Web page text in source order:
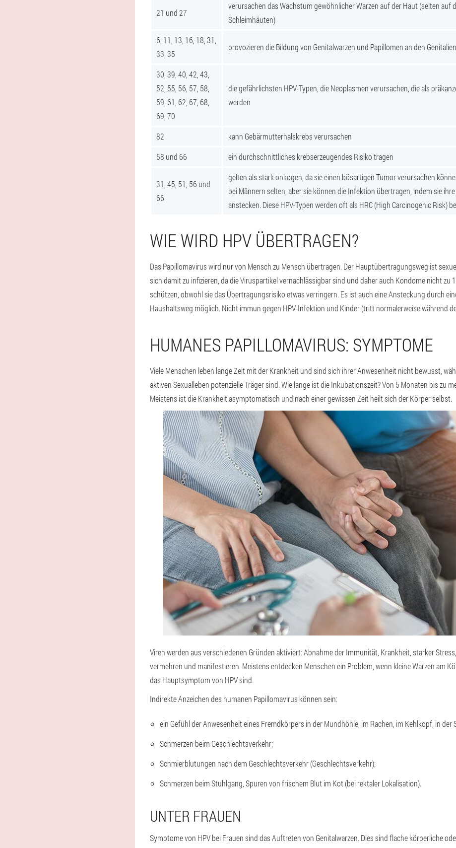
21 und 27
verursachen das Wachstum gewöhnlicher Warzen auf der Haut (selten auf
Schleimhäuten)
6, 11, 13, 16, 18, 31,
33, 35
provozieren die Bildung von Genitalwarzen und Papillomen an den Genitalien
30, 39, 40, 42, 43,
52, 55, 56, 57, 58,
59, 61, 62, 67, 68,
69, 70
die gefährlichsten HPV-Typen, die Neoplasmen verursachen, die als
werden
82
kann Gebärmutterhalskrebs verursachen
58 und 66
ein durchschnittliches krebserzeugendes Risiko tragen
31, 45, 51, 56 und
66
gelten als stark onkogen, da sie einen bösartigen Tumor verursachen
bei Männern selten, aber sie können die Infektion übertragen, indem sie
anstecken. Diese HPV-Typen werden oft als HRC (High Carcinogenic Risk)
WIE WIRD HPV ÜBERTRAGEN?
Das Papillomavirus wird nur von Mensch zu Mensch übertragen. Der Hauptübertragungsweg ist
sich damit zu infizieren, da die Viruspartikel vernachlässigbar sind und daher auch Kondome nicht zu
schützen, obwohl sie das Übertragungsrisiko etwas verringern. Es ist auch eine Ansteckung durch
Haushaltsweg möglich. Nicht immun gegen HPV-Infektion und Kinder (tritt normalerweise während
HUMANES PAPILLOMAVIRUS: SYMPTOME
Viele Menschen leben lange Zeit mit der Krankheit und sind sich ihrer Anwesenheit nicht bewusst,
aktiven Sexualleben potenzielle Träger sind. Wie lange ist die Inkubationszeit? Von 5 Monaten bis zu
Meistens ist die Krankheit asymptomatisch und nach einer gewissen Zeit heilt sich der Körper selbst.
Viren werden aus verschiedenen Gründen aktiviert: Abnahme der Immunität, Krankheit, starker
vermehren und manifestieren. Meistens entdecken Menschen ein Problem, wenn kleine Warzen am
das Hauptsymptom von HPV sind.
Indirekte Anzeichen des humanen Papillomavirus können sein:
ein Gefühl der Anwesenheit eines Fremdkörpers in der Mundhöhle, im Rachen, im Kehlkopf, in der
Schmerzen beim Geschlechtsverkehr;
Schmierblutungen nach dem Geschlechtsverkehr (Geschlechtsverkehr);
Schmerzen beim Stuhlgang, Spuren von frischem Blut im Kot (bei rektaler Lokalisation).
UNTER FRAUEN
Symptome von HPV bei Frauen sind das Auftreten von Genitalwarzen. Dies sind flache körperliche